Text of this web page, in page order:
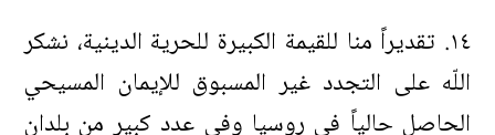
١٤. تقديراً منا للقيمة الكبيرة للحرية الدينية، نشكر
اللّه على التجدد غير المسبوق للإيمان المسيحي
الحاصل حالياً في روسيا وفي عدد كبير من بلدان